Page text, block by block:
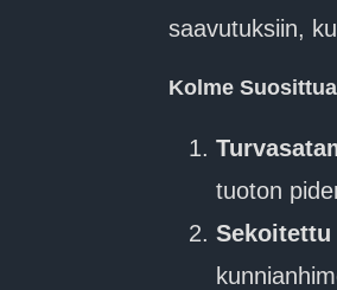
saavutuksiin,
Kolme
tuoton